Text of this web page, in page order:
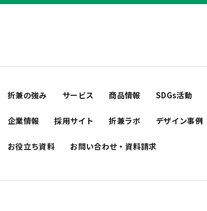
折兼の強み サービス 商品情報 SDGs活動
企業情報 採用サイト 折兼ラボ デザイン事例
お役立ち資料 お問い合わせ・資料請求